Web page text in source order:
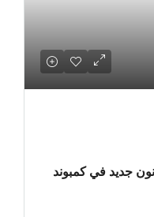
شقة 170 متر قانون جديد في كمبوند